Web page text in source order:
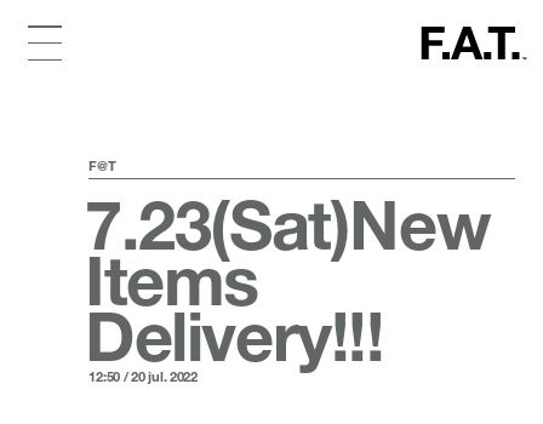
F@T
7.23(Sat)New
Items
Delivery!!!
12:50 / 20 jul. 2022